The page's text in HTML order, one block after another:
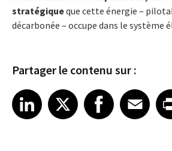
stratégiqueque cette énergie –
décarbonée – occupe dans le système
Partager le contenu sur :
Share article on LinkedIn
LinkedIn
Share article on XShare article on Facebook
Facebook
Share article on
EmailShare